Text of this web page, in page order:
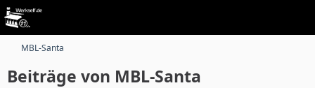
MBL-Santa
Beiträge von MBL-Santa